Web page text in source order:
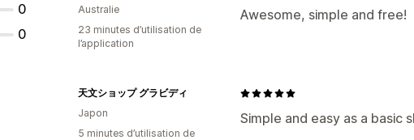
0
0
Awesome, simple and free!
Australie
23 minutes d’utilisation de
l’application
Simple and easy as a basic
天文ショップ グラビディ
Japon
5 minutes d’utilisation de